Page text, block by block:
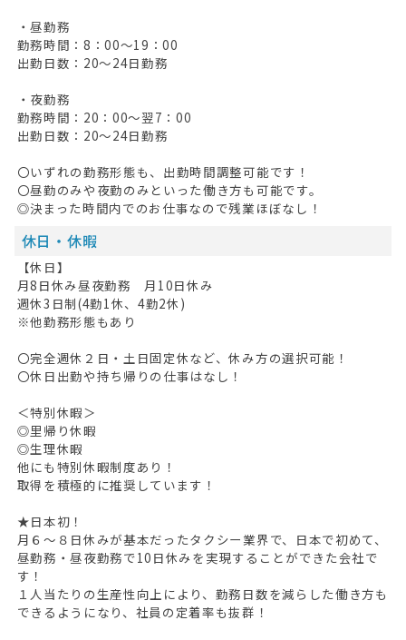
無料会員登録
キープした求人 0
最近見た求人
お問い合わせ
掲載希望の方へ
・昼勤務
勤務時間：8：00～19：00
出勤日数：20～24日勤務
・夜勤務
勤務時間：20：00～翌7：00
出勤日数：20～24日勤務
〇いずれの勤務形態も、出勤時間調整可能です！
〇昼勤のみや夜勤のみといった働き方も可能です。
◎決まった時間内でのお仕事なので残業ほぼなし！
休日・休暇
【休日】
月8日休み昼夜勤務 月10日休み
週休3日制(4勤1休、4勤2休)
※他勤務形態もあり
〇完全週休２日・土日固定休など、休み方の選択可能！
〇休日出勤や持ち帰りの仕事はなし！
＜特別休暇＞
◎里帰り休暇
◎生理休暇
他にも特別休暇制度あり！
取得を積極的に推奨しています！
★日本初！
月６～８日休みが基本だったタクシー業界で、日本で初めて、
昼勤務・昼夜勤務で10日休みを実現することができた会社で
す！
１人当たりの生産性向上により、勤務日数を減らした働き方も
できるようになり、社員の定着率も抜群！